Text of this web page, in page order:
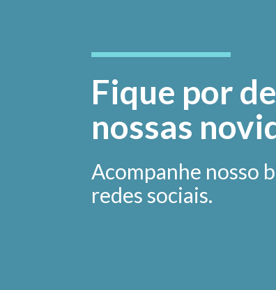
Fique por
nossas
Acompanhe nosso
redes sociais.